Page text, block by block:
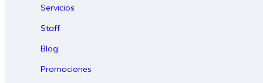
Servicios
Staff
Blog
Promociones